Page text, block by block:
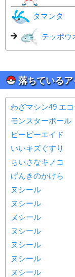
タマンタ
テッポウ
落ちている
わざマシン49 エ
モンスターボール
ピーピーエイド
いいキズぐすり
ちいさなキノコ
げんきのかけら
ヌシール
ヌシール
ヌシール
ヌシール
ヌシール
ヌシール
ヌシール